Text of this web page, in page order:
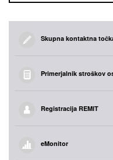
Skupna kontaktna
Primerjalnik stroškov
Registracija REMIT
eMonitor